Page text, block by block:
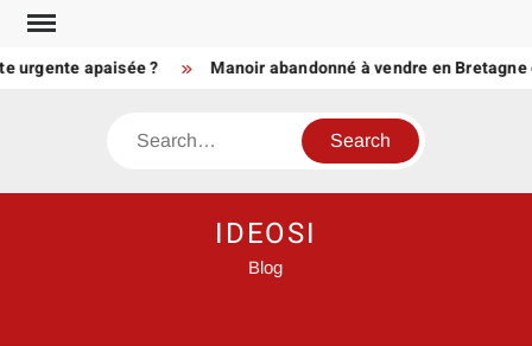
Skip
contentapaisée ? Manoir abandonné à vendre en Bretagne ou
Search
IDEOSI
Blog